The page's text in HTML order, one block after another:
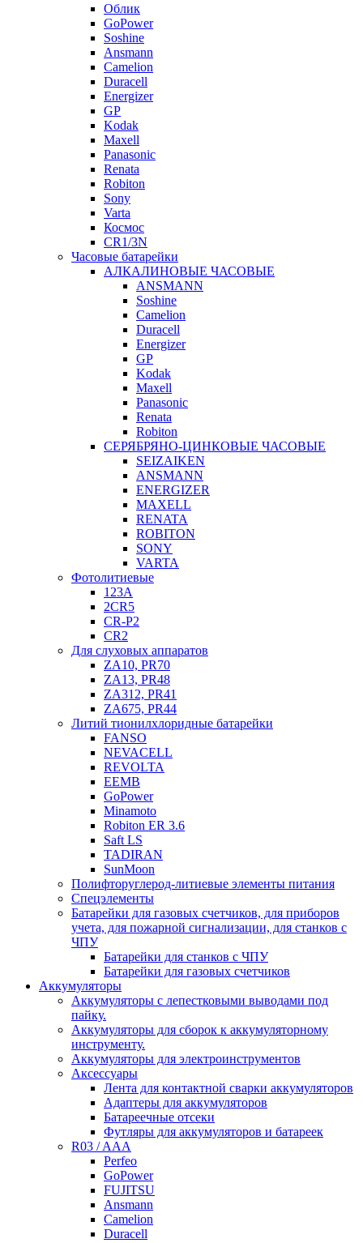
Облик
GoPower
Soshine
Ansmann
Camelion
Duracell
Energizer
GP
Kodak
Maxell
Panasonic
Renata
Robiton
Sony
Varta
Космос
CR1/3N
Часовые батарейки
АЛКАЛИНОВЫЕ ЧАСОВЫЕ
ANSMANN
Soshine
Camelion
Duracell
Energizer
GP
Kodak
Maxell
Panasonic
Renata
Robiton
СЕРЯБРЯНО-ЦИНКОВЫЕ ЧАСОВЫЕ
SEIZAIKEN
ANSMANN
ENERGIZER
MAXELL
RENATA
ROBITON
SONY
VARTA
Фотолитиевые
123A
2CR5
CR-P2
CR2
Для слуховых аппаратов
ZA10, PR70
ZA13, PR48
ZA312, PR41
ZA675, PR44
Литий тионилхлоридные батарейки
FANSO
NEVACELL
REVOLTA
EEMB
GoPower
Minamoto
Robiton ER 3.6
Saft LS
TADIRAN
SunMoon
Полифторуглерод-литиевые элементы питания
Спецэлементы
Батарейки для газовых счетчиков, для приборов
учета, для пожарной сигнализации, для станков с
ЧПУ
Батарейки для станков с ЧПУ
Батарейки для газовых счетчиков
Аккумуляторы
Аккумуляторы с лепестковыми выводами под
пайку.
Аккумуляторы для сборок к аккумуляторному
инструменту.
Аккумуляторы для электроинструментов
Аксессуары
Лента для контактной сварки аккумуляторов
Адаптеры для аккумуляторов
Батареечные отсеки
Футляры для аккумуляторов и батареек
R03 / AAA
Perfeo
GoPower
FUJITSU
Ansmann
Camelion
Duracell